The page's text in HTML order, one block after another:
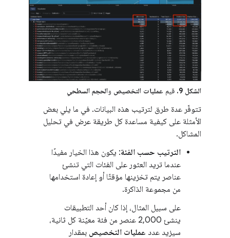
الشكل 9. قيم عمليات التخصيص والحجم السطحي
تتوفّر عدة طرق لترتيب هذه البيانات. في ما يلي بعض
الأمثلة على كيفية مساعدة كل طريقة عرض في تحليل
المشاكل.
الترتيب حسب الفئة: يكون هذا الخيار مفيدًا
عندما تريد العثور على الفئات التي تنشئ
عناصر يتم تخزينها مؤقتًا أو إعادة استخدامها
من مجموعة الذاكرة.
على سبيل المثال، إذا كان أحد التطبيقات
ينشئ 2,000 عنصر من فئة معيّنة كل ثانية،
سيزيد عدد عمليات التخصيص بمقدار